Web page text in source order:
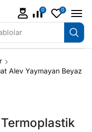
0 0
Alev Yaymayan Beyaz